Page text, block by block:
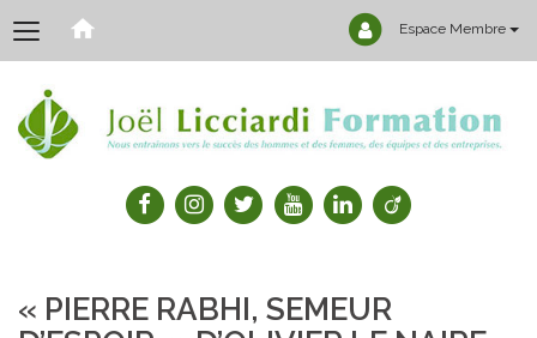
Espace Membre
« PIERRE RABHI, SEMEUR